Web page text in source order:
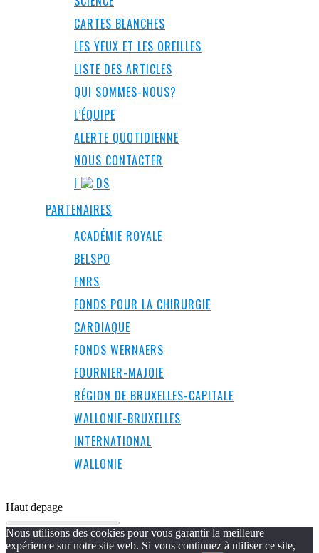
CARTES BLANCHES
LES YEUX ET LES OREILLES
LISTE DES ARTICLES
QUI SOMMES-NOUS?
L’ÉQUIPE
ALERTE QUOTIDIENNE
NOUS CONTACTER
I
DS
PARTENAIRES
ACADÉMIE ROYALE
BELSPO
FNRS
FONDS POUR LA CHIRURGIE
CARDIAQUE
FONDS WERNAERS
FOURNIER-MAJOIE
RÉGION DE BRUXELLES-CAPITALE
WALLONIE-BRUXELLES
INTERNATIONAL
WALLONIE
Haut depage
Nous utilisons des cookies pour vous garantir la meilleure
expérience sur notre site web. Si vous continuez à utiliser ce site,